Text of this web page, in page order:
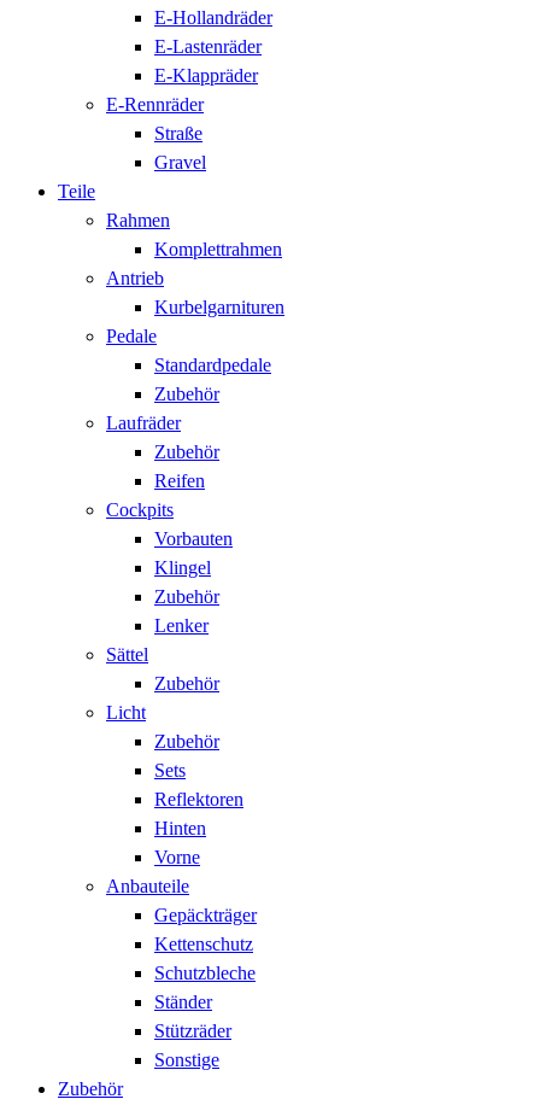
E-Hollandräder
E-Lastenräder
E-Klappräder
E-Rennräder
Straße
Gravel
Teile
Rahmen
Komplettrahmen
Antrieb
Kurbelgarnituren
Pedale
Standardpedale
Zubehör
Laufräder
Zubehör
Reifen
Cockpits
Vorbauten
Klingel
Zubehör
Lenker
Sättel
Zubehör
Licht
Zubehör
Sets
Reflektoren
Hinten
Vorne
Anbauteile
Gepäckträger
Kettenschutz
Schutzbleche
Ständer
Stützräder
Sonstige
Zubehör